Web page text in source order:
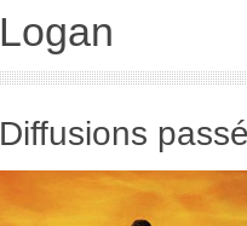
Logan
Diffusions